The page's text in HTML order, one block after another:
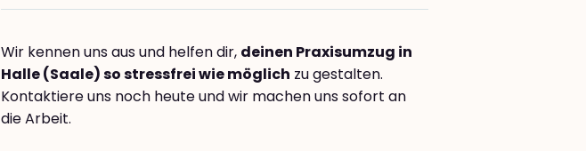
Wir kennen uns aus und helfen dir, deinen Praxisumzug in
Halle (Saale) so stressfrei wie möglich zu gestalten.
Kontaktiere uns noch heute und wir machen uns sofort an
die Arbeit.